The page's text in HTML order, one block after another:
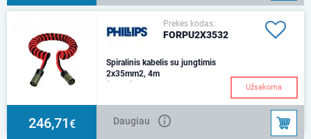
Prekės kodas:
FORPU2X3532
Spiralinis kabelis su jungtimis
2x35mm2, 4m
(NATO)
Užsakoma
246,71€ Daugiau